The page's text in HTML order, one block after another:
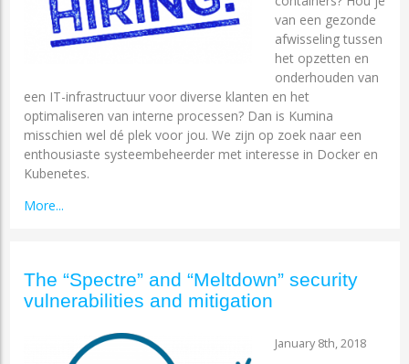
van een gezonde
afwisseling tussen
het opzetten en
onderhouden van
een IT-infrastructuur voor diverse klanten en het
optimaliseren van interne processen? Dan is Kumina
misschien wel dé plek voor jou. We zijn op zoek naar een
enthousiaste systeembeheerder met interesse in Docker en
Kubenetes.
More...
The “Spectre” and “Meltdown” security
vulnerabilities and mitigation
January 8th, 2018